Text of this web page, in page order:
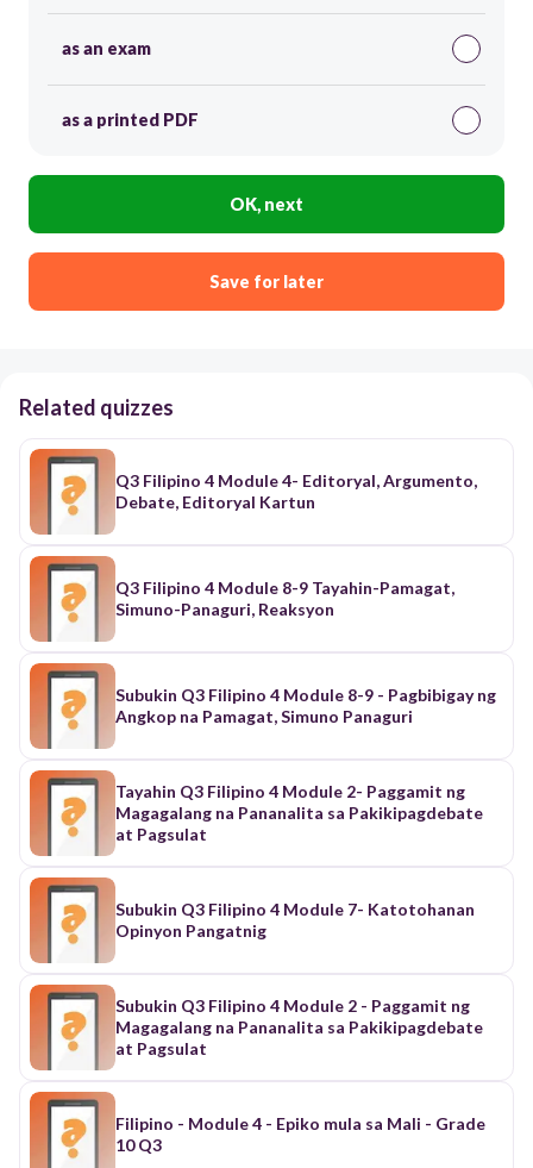
as an exam
as a printed PDF
OK, next
Save for later
Related quizzes
Q3 Filipino 4 Module 4- Editoryal, Argumento,
Debate, Editoryal Kartun
Q3 Filipino 4 Module 8-9 Tayahin-Pamagat,
Simuno-Panaguri, Reaksyon
Subukin Q3 Filipino 4 Module 8-9 - Pagbibigay ng
Angkop na Pamagat, Simuno Panaguri
Tayahin Q3 Filipino 4 Module 2- Paggamit ng
Magagalang na Pananalita sa Pakikipagdebate
at Pagsulat
Subukin Q3 Filipino 4 Module 7- Katotohanan
Opinyon Pangatnig
Subukin Q3 Filipino 4 Module 2 - Paggamit ng
Magagalang na Pananalita sa Pakikipagdebate
at Pagsulat
Filipino - Module 4 - Epiko mula sa Mali - Grade
10 Q3